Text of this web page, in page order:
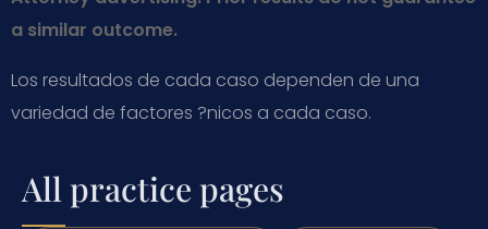
a similar outcome.
Los resultados de cada caso dependen de una
variedad de factores ?nicos a cada caso.
All practice pages